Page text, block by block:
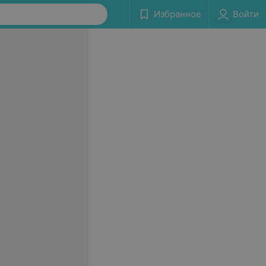
Избранное Войти